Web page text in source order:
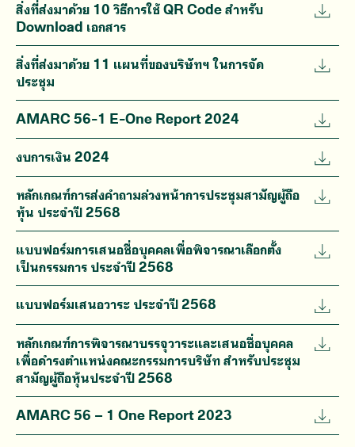
สิ่งที่ส่งมาด้วย 10 วิธีการใช้ QR Code สำหรับ
Download เอกสาร
สิ่งที่ส่งมาด้วย 11 แผนที่ของบริษัทฯ ในการจัด
ประชุม
AMARC 56-1 E-One Report 2024
งบการเงิน 2024
หลักเกณฑ์การส่งคำถามล่วงหน้าการประชุมสามัญผู้ถือ
หุ้น ประจำปี 2568
แบบฟอร์มการเสนอชื่อบุคคลเพื่อพิจารณาเลือกตั้ง
เป็นกรรมการ ประจำปี 2568
แบบฟอร์มเสนอวาระ ประจำปี 2568
หลักเกณฑ์การพิจารณาบรรจุวาระและเสนอชื่อบุคคล
เพื่อดำรงตำแหน่งคณะกรรมการบริษัท สำหรับประชุม
สามัญผู้ถือหุ้นประจำปี 2568
AMARC 56 – 1 One Report 2023